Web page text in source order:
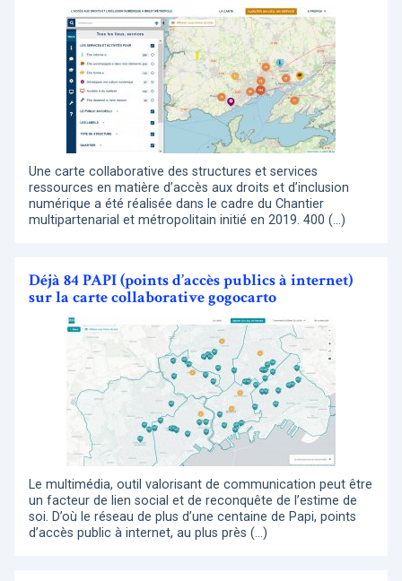
Une carte collaborative des structures et services
ressources en matière d’accès aux droits et d’inclusion
numérique a été réalisée dans le cadre du Chantier
multipartenarial et métropolitain initié en 2019. 400 (…)
Déjà 84 PAPI (points d’accès publics à internet)
sur la carte collaborative gogocarto
Le multimédia, outil valorisant de communication peut être
un facteur de lien social et de reconquête de l’estime de
soi. D’où le réseau de plus d’une centaine de Papi, points
d’accès public à internet, au plus près (…)